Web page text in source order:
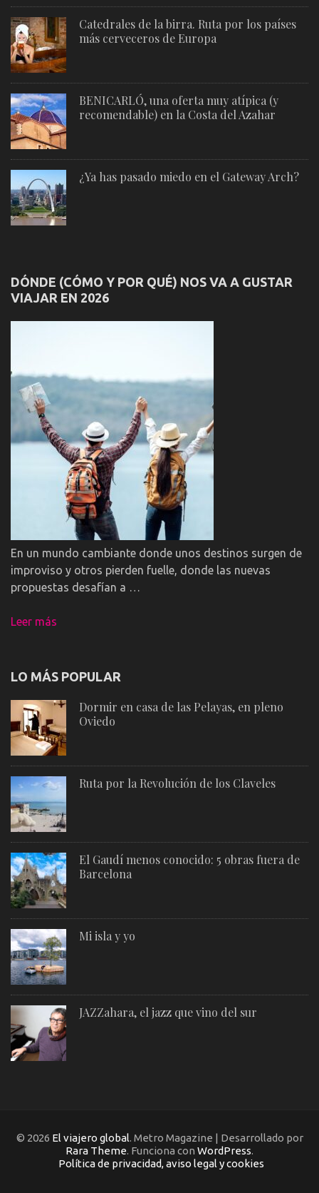
Catedrales de la birra. Ruta por los países
más cerveceros de Europa
BENICARLÓ, una oferta muy atípica (y
recomendable) en la Costa del Azahar
¿Ya has pasado miedo en el Gateway Arch?
DÓNDE (CÓMO Y POR QUÉ) NOS VA A GUSTAR
VIAJAR EN 2026
En un mundo cambiante donde unos destinos surgen de
improviso y otros pierden fuelle, donde las nuevas
propuestas desafían a …
Leer más
LO MÁS POPULAR
Dormir en casa de las Pelayas, en pleno
Oviedo
Ruta por la Revolución de los Claveles
El Gaudí menos conocido: 5 obras fuera de
Barcelona
Mi isla y yo
JAZZahara, el jazz que vino del sur
© 2026 El viajero global. Metro Magazine | Desarrollado por
Rara Theme. Funciona con WordPress.
Política de privacidad, aviso legal y cookies